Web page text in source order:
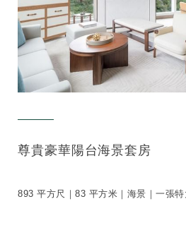
尊貴豪華陽台海景套房
893 平方尺｜83 平方米｜海景｜一張